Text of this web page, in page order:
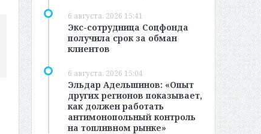
6 августа, 2026 15:41
Экс-сотрудница Соцфонда
получила срок за обман
клиентов
6 августа, 2026 15:04
Эльдар Адельшинов: «Опыт
других регионов показывает,
как должен работать
антимонопольный контроль
на топливном рынке»